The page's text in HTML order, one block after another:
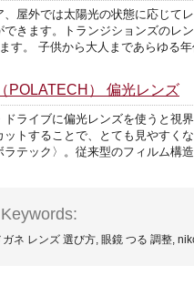
、屋外では太陽光の状態に応じて
できます。トランジションズのレ
す。 子供から大人まであらゆる
POLATECH） 偏光レンズ
ドライブに偏光レンズを使うと視
ットすることで、とても見やすく
ラテック〉。従来型のフィルム構
ネ レンズ 選び方, 眼鏡 つる 調整,